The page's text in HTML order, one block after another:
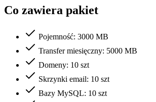
Co zawiera pakiet
Pojemność: 3000 MB
Transfer miesięczny: 5000 MB
Domeny: 10 szt
Skrzynki email: 10 szt
Bazy MySQL: 10 szt